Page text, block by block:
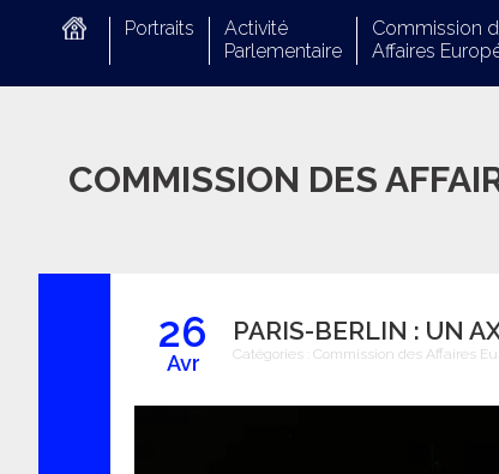
Portraits
Activité
Parlementaire
Commission
Affaires
COMMISSION DES
26
Avr
PARIS-BERLIN : UN
Catégories : Commission des Affaires